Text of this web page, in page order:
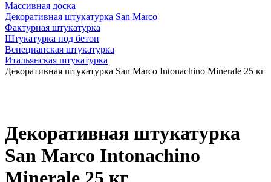
Массивная доска
Декоративная штукатурка San Marco
Фактурная штукатурка
Штукатурка под бетон
Венецианская штукатурка
Итальянская штукатурка
Декоративная штукатурка San Marco Intonachino Minerale 25 кг
Декоративная штукатурка
San Marco Intonachino